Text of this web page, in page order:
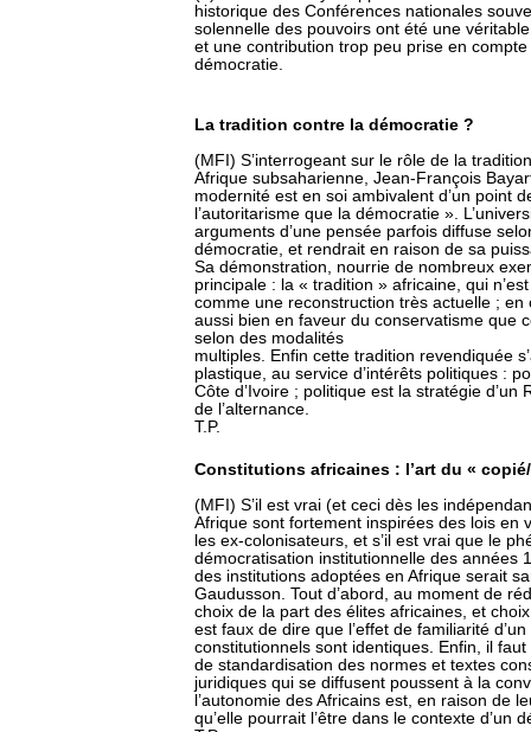
historique des Conférences nationales
solennelle des pouvoirs ont été une
et une contribution trop peu prise en
démocratie.
La tradition contre la démocratie ?
(MFI) S’interrogeant sur le rôle de la
Afrique subsaharienne, Jean-François
modernité est en soi ambivalent d’un point
l’autoritarisme que la démocratie ».
arguments d’une pensée parfois diffuse
démocratie, et rendrait en raison de sa
Sa démonstration, nourrie de nombreux
principale : la « tradition » africaine, qui
comme une reconstruction très actuelle ;
aussi bien en faveur du conservatisme que
selon des modalités
multiples. Enfin cette tradition revendiquée
plastique, au service d’intérêts politiques :
Côte d’Ivoire ; politique est la stratégie
de l’alternance.
T.P.
Constitutions africaines : l’art du «
(MFI) S’il est vrai (et ceci dès les
Afrique sont fortement inspirées des lois en
les ex-colonisateurs, et s’il est vrai que le
démocratisation institutionnelle des années
des institutions adoptées en Afrique serait
Gaudusson. Tout d’abord, au moment de
choix de la part des élites africaines, et
est faux de dire que l’effet de familiarité
constitutionnels sont identiques. Enfin, il
de standardisation des normes et textes
juridiques qui se diffusent poussent à la
l’autonomie des Africains est, en raison de
qu’elle pourrait l’être dans le contexte d’un